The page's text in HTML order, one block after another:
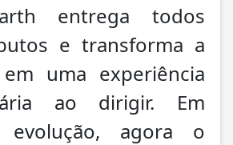
entrega todos
e transforma a
uma experiência
ao dirigir. Em
evolução, agora o